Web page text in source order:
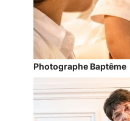
Photographe Baptême